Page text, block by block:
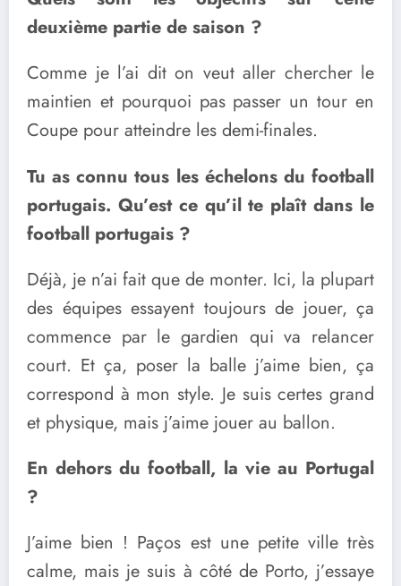
deuxième partie de saison ?
Comme je l’ai dit on veut aller chercher le
maintien et pourquoi pas passer un tour en
Coupe pour atteindre les demi-finales.
Tu as connu tous les échelons du football
portugais. Qu’est ce qu’il te plaît dans le
football portugais ?
Déjà, je n’ai fait que de monter. Ici, la plupart
des équipes essayent toujours de jouer, ça
commence par le gardien qui va relancer
court. Et ça, poser la balle j’aime bien, ça
correspond à mon style. Je suis certes grand
et physique, mais j’aime jouer au ballon.
En dehors du football, la vie au Portugal
?
J’aime bien ! Paços est une petite ville très
calme, mais je suis à côté de Porto, j’essaye